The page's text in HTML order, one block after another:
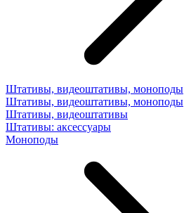
Штативы, видеоштативы, моноподы
Штативы, видеоштативы, моноподы
Штативы, видеоштативы
Штативы: аксессуары
Моноподы